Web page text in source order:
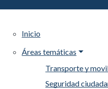
Inicio
Áreas temáticas
Transporte y
Seguridad